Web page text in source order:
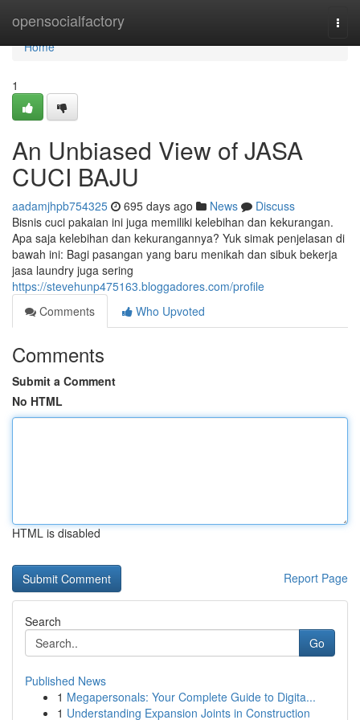
opensocialfactory
Home
Home
1
An Unbiased View of JASA
CUCI BAJU
aadamjhpb754325 695 days ago News
Discuss
Bisnis cuci pakaian ini juga memiliki kelebihan dan kekurangan.
Apa saja kelebihan dan kekurangannya? Yuk simak penjelasan di
bawah ini: Bagi pasangan yang baru menikah dan sibuk bekerja
jasa laundry juga sering
https://stevehunp475163.bloggadores.com/profile
Comments
Who Upvoted
Comments
Submit a Comment
No HTML
HTML is disabled
Report Page
Search
Go
Published News
1 Megapersonals: Your Complete Guide to Digita...
1 Understanding Expansion Joints in Construction